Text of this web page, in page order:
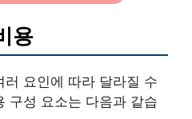
용
요인에 따라 달라질 수
구성 요소는 다음과 같습